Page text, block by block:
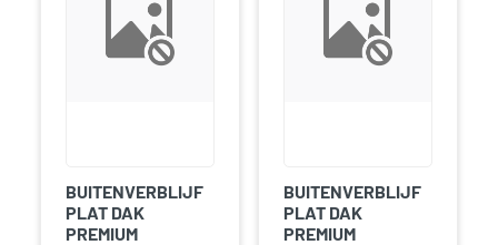
BUITENVERBLIJF
PLAT DAK
PREMIUM
BUITENVERBLIJF
PLAT DAK
PREMIUM